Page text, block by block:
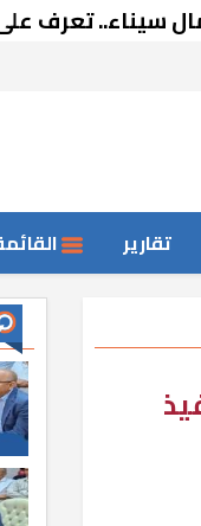
تعرف على
تقارير